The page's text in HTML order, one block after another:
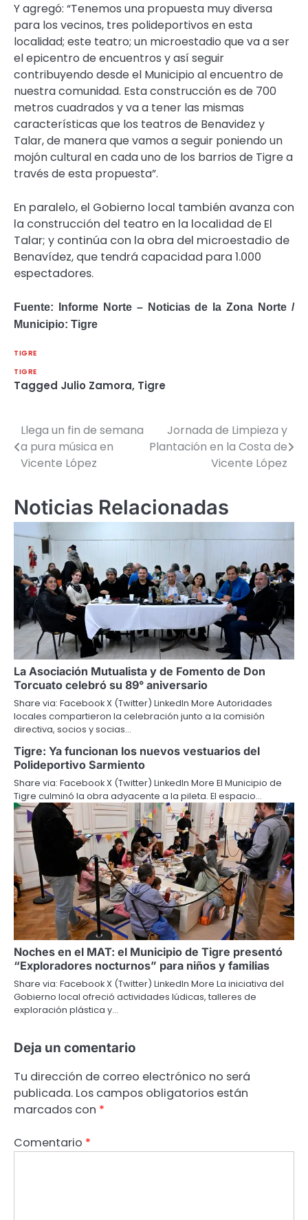
Y agregó: “Tenemos una propuesta muy diversa
para los vecinos, tres polideportivos en esta
localidad; este teatro; un microestadio que va a ser
el epicentro de encuentros y así seguir
contribuyendo desde el Municipio al encuentro de
nuestra comunidad. Esta construcción es de 700
metros cuadrados y va a tener las mismas
características que los teatros de Benavidez y
Talar, de manera que vamos a seguir poniendo un
mojón cultural en cada uno de los barrios de Tigre a
través de esta propuesta”.
En paralelo, el Gobierno local también avanza con
la construcción del teatro en la localidad de El
Talar; y continúa con la obra del microestadio de
Benavídez, que tendrá capacidad para 1.000
espectadores.
Fuente: Informe Norte – Noticias de la Zona Norte /
Municipio: Tigre
TIGRE
TIGRE
Tagged Julio Zamora, Tigre
Navegación
de
Llega un fin de semana
a pura música en
Vicente López
Jornada de Limpieza y
Plantación en la Costa de
Vicente López
Noticias Relacionadas
La Asociación Mutualista y de Fomento de Don
Torcuato celebró su 89° aniversario
Share via: Facebook X (Twitter) LinkedIn More Autoridades
locales compartieron la celebración junto a la comisión
directiva, socios y socias…
Tigre: Ya funcionan los nuevos vestuarios del
Polideportivo Sarmiento
Share via: Facebook X (Twitter) LinkedIn More El Municipio de
Tigre culminó la obra adyacente a la pileta. El espacio…
Noches en el MAT: el Municipio de Tigre presentó
“Exploradores nocturnos” para niños y familias
Share via: Facebook X (Twitter) LinkedIn More La iniciativa del
Gobierno local ofreció actividades lúdicas, talleres de
exploración plástica y…
Deja un comentario
Tu dirección de correo electrónico no será
publicada. Los campos obligatorios están
marcados con *
Comentario *